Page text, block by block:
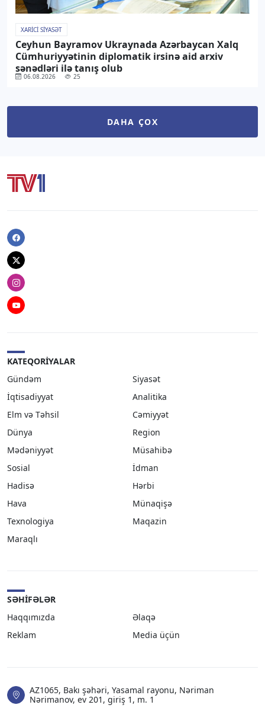
XARICI SIYASƏT
Ceyhun Bayramov Ukraynada Azərbaycan Xalq
Cümhuriyyətinin diplomatik irsinə aid arxiv
sənədləri ilə tanış olub
06.08.2026 25
DAHA ÇOX
Facebook
Twitter
Instagram
Youtube
KATEQORIYALAR
Gündəm
Siyasət
İqtisadiyyat
Analitika
Elm və Təhsil
Cəmiyyət
Dünya
Region
Mədəniyyət
Müsahibə
Sosial
İdman
Hadisə
Hərbi
Hava
Münaqişə
Texnologiya
Maqazin
Maraqlı
SƏHIFƏLƏR
Haqqımızda
Əlaqə
Reklam
Media üçün
AZ1065, Bakı şəhəri, Yasamal rayonu, Nəriman
Nərimanov, ev 201, giriş 1, m. 1